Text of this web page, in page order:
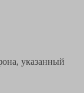
указанный